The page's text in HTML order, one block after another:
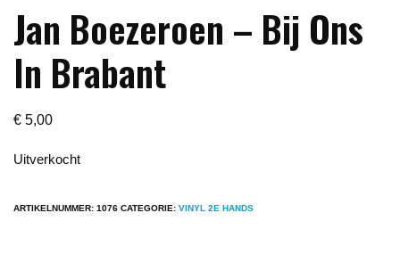
Jan Boezeroen – Bij Ons
In Brabant
€ 5,00
Uitverkocht
ARTIKELNUMMER: 1076 CATEGORIE: VINYL 2E HANDS